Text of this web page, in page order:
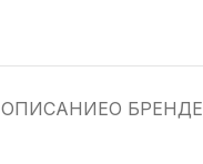
ОПИСАНИЕО БРЕНДЕ